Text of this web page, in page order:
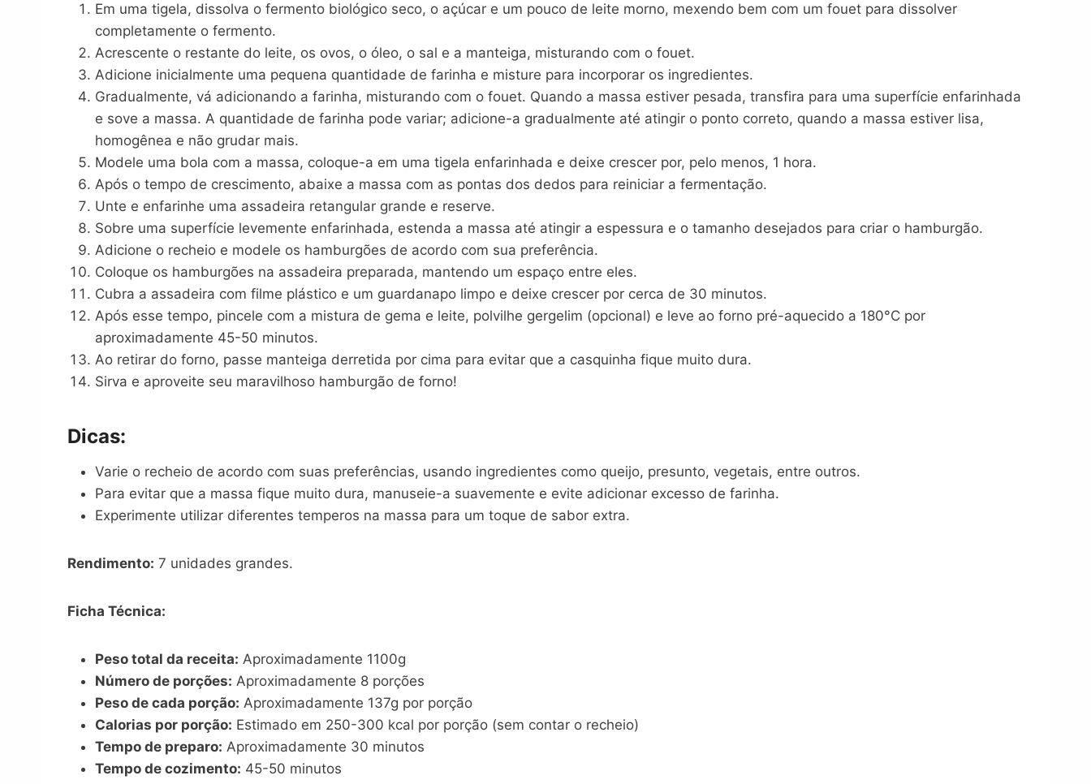
Em uma tigela, dissolva o fermento biológico seco, o açúcar e um pouco de leite morno, mexendo bem com um fouet para dissolver
completamente o fermento.
Acrescente o restante do leite, os ovos, o óleo, o sal e a manteiga, misturando com o fouet.
Adicione inicialmente uma pequena quantidade de farinha e misture para incorporar os ingredientes.
Gradualmente, vá adicionando a farinha, misturando com o fouet. Quando a massa estiver pesada, transfira para uma superfície enfarinhada
e sove a massa. A quantidade de farinha pode variar; adicione-a gradualmente até atingir o ponto correto, quando a massa estiver lisa,
homogênea e não grudar mais.
Modele uma bola com a massa, coloque-a em uma tigela enfarinhada e deixe crescer por, pelo menos, 1 hora.
Após o tempo de crescimento, abaixe a massa com as pontas dos dedos para reiniciar a fermentação.
Unte e enfarinhe uma assadeira retangular grande e reserve.
Sobre uma superfície levemente enfarinhada, estenda a massa até atingir a espessura e o tamanho desejados para criar o hamburgão.
Adicione o recheio e modele os hamburgões de acordo com sua preferência.
Coloque os hamburgões na assadeira preparada, mantendo um espaço entre eles.
Cubra a assadeira com filme plástico e um guardanapo limpo e deixe crescer por cerca de 30 minutos.
Após esse tempo, pincele com a mistura de gema e leite, polvilhe gergelim (opcional) e leve ao forno pré-aquecido a 180°C por
aproximadamente 45-50 minutos.
Ao retirar do forno, passe manteiga derretida por cima para evitar que a casquinha fique muito dura.
Sirva e aproveite seu maravilhoso hamburgão de forno!
Dicas:
Varie o recheio de acordo com suas preferências, usando ingredientes como queijo, presunto, vegetais, entre outros.
Para evitar que a massa fique muito dura, manuseie-a suavemente e evite adicionar excesso de farinha.
Experimente utilizar diferentes temperos na massa para um toque de sabor extra.
Rendimento: 7 unidades grandes.
Ficha Técnica:
Peso total da receita: Aproximadamente 1100g
Número de porções: Aproximadamente 8 porções
Peso de cada porção: Aproximadamente 137g por porção
Calorias por porção: Estimado em 250-300 kcal por porção (sem contar o recheio)
Tempo de preparo: Aproximadamente 30 minutos
Tempo de cozimento: 45-50 minutos